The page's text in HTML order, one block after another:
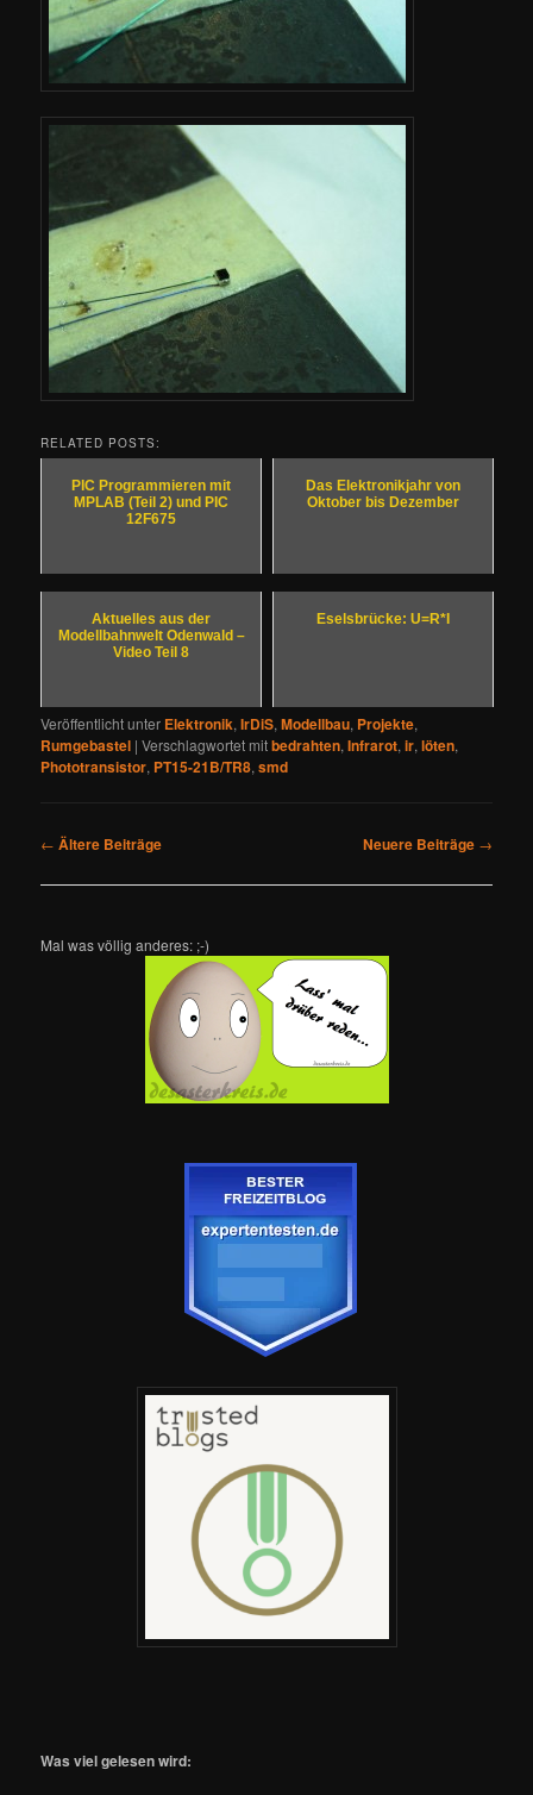
RELATED POSTS:
PIC Programmieren mit
MPLAB (Teil 2) und PIC
12F675
Das Elektronikjahr von
Oktober bis Dezember
Aktuelles aus der
Modellbahnwelt Odenwald –
Video Teil 8
Eselsbrücke: U=R*I
Veröffentlicht unter Elektronik,IrDiS,Modellbau, Projekte,
Rumgebastel |Verschlagwortet mitbedrahten,Infrarot,ir,löten,
Phototransistor, PT15-21B/TR8,smd
Beitragsnavigation
← Ältere Beiträge Neuere Beiträge →
Mal was völlig anderes: ;-)
Was viel gelesen wird: